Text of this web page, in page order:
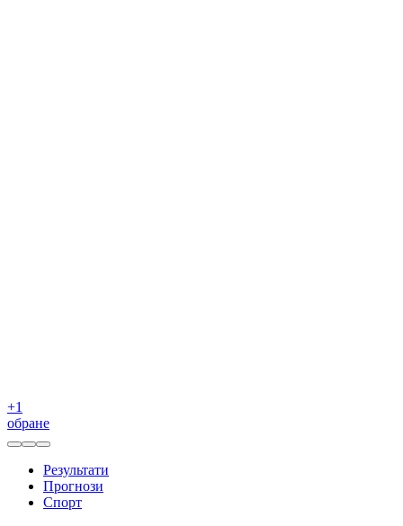
+1
обране
Результати
Прогнози
Спорт